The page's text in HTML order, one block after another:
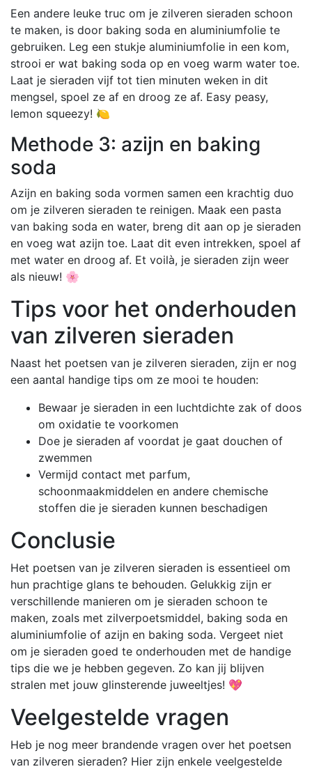
Een andere leuke truc om je zilveren sieraden schoon
te maken, is door baking soda en aluminiumfolie te
gebruiken. Leg een stukje aluminiumfolie in een kom,
strooi er wat baking soda op en voeg warm water toe.
Laat je sieraden vijf tot tien minuten weken in dit
mengsel, spoel ze af en droog ze af. Easy peasy,
lemon squeezy! 🍋
Methode 3: azijn en baking
soda
Azijn en baking soda vormen samen een krachtig duo
om je zilveren sieraden te reinigen. Maak een pasta
van baking soda en water, breng dit aan op je sieraden
en voeg wat azijn toe. Laat dit even intrekken, spoel af
met water en droog af. Et voilà, je sieraden zijn weer
als nieuw! 🌸
Tips voor het onderhouden
van zilveren sieraden
Naast het poetsen van je zilveren sieraden, zijn er nog
een aantal handige tips om ze mooi te houden:
Bewaar je sieraden in een luchtdichte zak of doos
om oxidatie te voorkomen
Doe je sieraden af voordat je gaat douchen of
zwemmen
Vermijd contact met parfum,
schoonmaakmiddelen en andere chemische
stoffen die je sieraden kunnen beschadigen
Conclusie
Het poetsen van je zilveren sieraden is essentieel om
hun prachtige glans te behouden. Gelukkig zijn er
verschillende manieren om je sieraden schoon te
maken, zoals met zilverpoetsmiddel, baking soda en
aluminiumfolie of azijn en baking soda. Vergeet niet
om je sieraden goed te onderhouden met de handige
tips die we je hebben gegeven. Zo kan jij blijven
stralen met jouw glinsterende juweeltjes! 💖
Veelgestelde vragen
Heb je nog meer brandende vragen over het poetsen
van zilveren sieraden? Hier zijn enkele veelgestelde